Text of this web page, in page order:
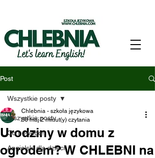
Post
Wszystkie posty
Co nowego!
Angielski dla dzieci
Wszystkie posty
Urodziny w domu z
ogrodem? W CHLEBNI na
Chlebnia - szkoła językowa
30 maj 2 minut(y) czytania